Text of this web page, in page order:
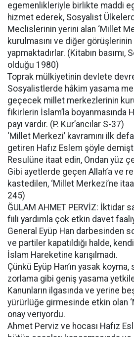
egemenlikleriyle birlikte maddi
hizmet ederek, Sosyalist
Meclislerinin yerini alan ‘Millet
kurulmasını ve diğer görüşlerinin
yapmaktadırlar. (Kitabın
olduğu 1980)
Toprak mülkiyetinin devlete
Sosyalistlerde hâkim yasama
geçecek millet merkezlerinin
fikirlerin İslam’la boyanmasında
payı vardır. (P. Kur’ancılar S-37)
‘Millet Merkezi’ kavramını ilk
getiren Hafız Eslem şöyle
Resulüne itaat edin, Ondan yüz
Gibi ayetlerde geçen Allah’a ve
kastedilen, ‘Millet Merkezi’ne
245)
ĞULAM AHMET PERVİZ: İktidar
fiili yardımla çok etkin davet
General Eyüp Han darbesinden
ve partiler kapatıldığı halde,
İslam Hareketine karışılmadı.
Çünkü Eyüp Han’ın yasak
zorlama gibi geniş yasama
Kanunların ilgasında ve yerine
yürürlüğe girmesinde etkin olan
onay veriyordu.
Ahmet Perviz ve hocası Hafız